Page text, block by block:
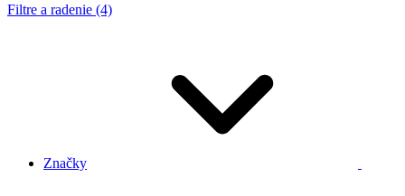
Filtre a radenie (4)
Značky